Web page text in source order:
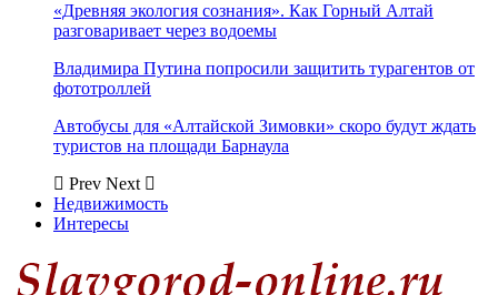
«Древняя экология сознания». Как Горный Алтай
разговаривает через водоемы
Владимира Путина попросили защитить турагентов от
фототроллей
Автобусы для «Алтайской Зимовки» скоро будут ждать
туристов на площади Барнаула
Prev Next
Недвижимость
Интересы